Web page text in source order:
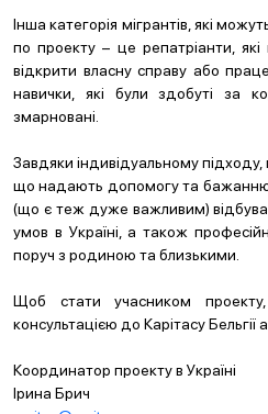
Інша категорія мігрантів, які
по проекту – це репатріанти,
відкрити власну справу або
навички, які були здобуті за
змарновані.
Завдяки індивідуальному підходу,
що надають допомогу та
(що є теж дуже важливим)
умов в Україні, а також
поруч з родиною та близькими.
Щоб стати учасником
консультацією до Карітасу Бельгії
Координатор проекту в Україні
Ірина Брич